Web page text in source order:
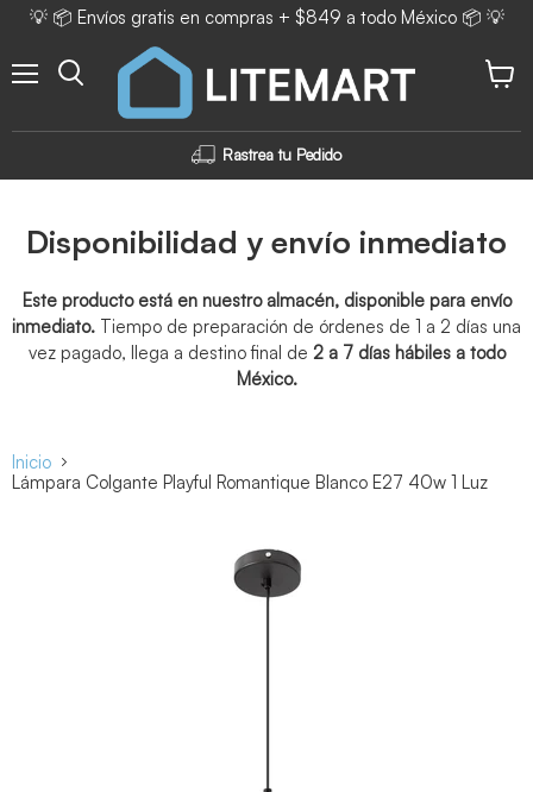
💡 📦 Envíos gratis en compras + $849 a todo México 📦 💡
Rastrea tu Pedido
Disponibilidad y envío inmediato
Este producto está en nuestro almacén, disponible para envío
inmediato. Tiempo de preparación de órdenes de 1 a 2 días una
vez pagado, llega a destino final de 2 a 7 días hábiles a todo
México.
Inicio
Lámpara Colgante Playful Romantique Blanco E27 40w 1 Luz